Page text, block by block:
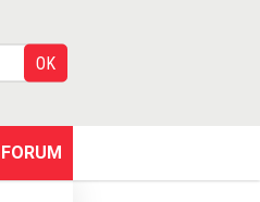
FORUM